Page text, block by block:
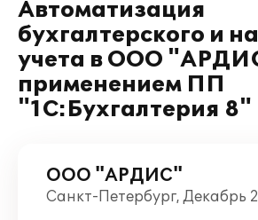
Автоматизация
бухгалтерского и
учета в ООО
применением ПП
"1С:Бухгалтерия 8"
ООО "АРДИС"
Санкт-Петербург, Декабрь